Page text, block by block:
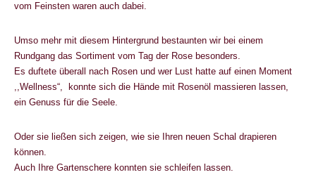
vom Feinsten waren auch dabei.
Umso mehr mit diesem Hintergrund bestaunten wir bei einem
Rundgang das Sortiment vom Tag der Rose besonders.
Es duftete überall nach Rosen und wer Lust hatte auf einen Moment
,,Wellness“, konnte sich die Hände mit Rosenöl massieren lassen,
ein Genuss für die Seele.
Oder sie ließen sich zeigen, wie sie Ihren neuen Schal drapieren
können.
Auch Ihre Gartenschere konnten sie schleifen lassen.